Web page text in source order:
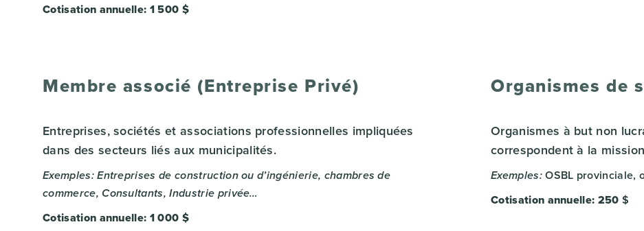
Cotisation annuelle: 1 500 $
Membre associé (Entreprise Privé)
Entreprises, sociétés et associations professionnelles impliquées
dans des secteurs liés aux municipalités.
Exemples: Entreprises de construction ou d’ingénierie, chambres de
commerce, Consultants, Industrie privée…
Cotisation annuelle: 1 000 $
Organismes de
Organismes à but non
correspondent à la
Exemples:OSBL provinciale,
Cotisation annuelle: 250 $